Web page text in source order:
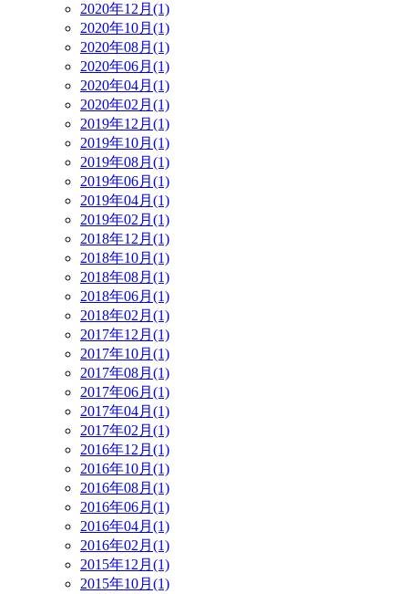
2020年12月(1)
2020年10月(1)
2020年08月(1)
2020年06月(1)
2020年04月(1)
2020年02月(1)
2019年12月(1)
2019年10月(1)
2019年08月(1)
2019年06月(1)
2019年04月(1)
2019年02月(1)
2018年12月(1)
2018年10月(1)
2018年08月(1)
2018年06月(1)
2018年02月(1)
2017年12月(1)
2017年10月(1)
2017年08月(1)
2017年06月(1)
2017年04月(1)
2017年02月(1)
2016年12月(1)
2016年10月(1)
2016年08月(1)
2016年06月(1)
2016年04月(1)
2016年02月(1)
2015年12月(1)
2015年10月(1)